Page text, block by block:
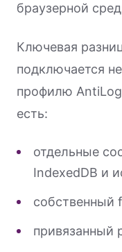
браузерной
Ключевая
подключается
профилю
есть:
отдельные
IndexedDB и
собственный
привязанный